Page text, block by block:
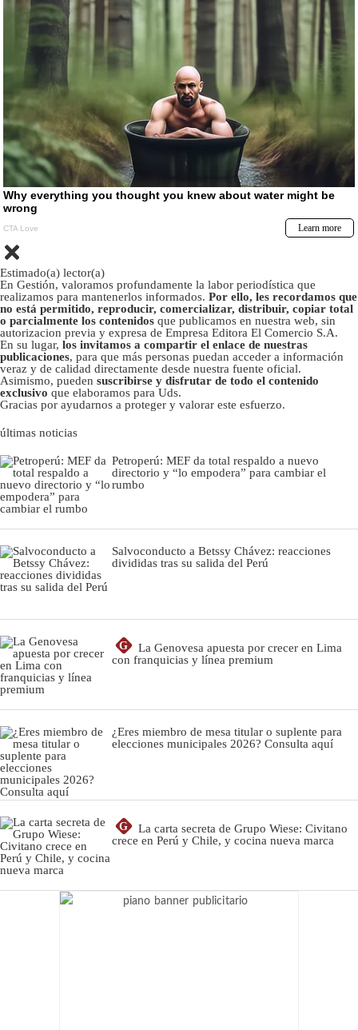
Estimado(a) lector(a)
En Gestión, valoramos profundamente la labor periodística que
realizamos para mantenerlos informados. Por ello, les recordamos que
no está permitido, reproducir, comercializar, distribuir, copiar total
o parcialmente los contenidos que publicamos en nuestra web, sin
autorizacion previa y expresa de Empresa Editora El Comercio S.A.
En su lugar, los invitamos a compartir el enlace de nuestras
publicaciones, para que más personas puedan acceder a información
veraz y de calidad directamente desde nuestra fuente oficial.
Asimismo, pueden suscribirse y disfrutar de todo el contenido
exclusivo que elaboramos para Uds.
Gracias por ayudarnos a proteger y valorar este esfuerzo.
últimas noticias
Petroperú: MEF da total respaldo a nuevo
directorio y “lo empodera” para cambiar el
rumbo
Salvoconducto a Betssy Chávez: reacciones
divididas tras su salida del Perú
G
La Genovesa apuesta por crecer en Lima
con franquicias y línea premium
¿Eres miembro de mesa titular o suplente para
elecciones municipales 2026? Consulta aquí
G
La carta secreta de Grupo Wiese: Civitano
crece en Perú y Chile, y cocina nueva marca